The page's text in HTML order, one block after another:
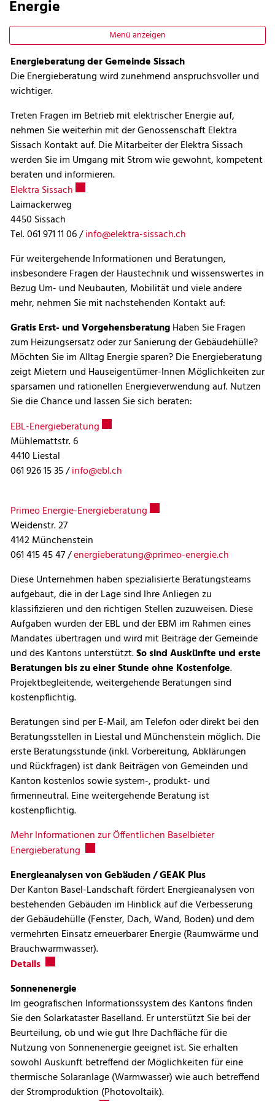
Energie
Menü anzeigen
Energieberatung der Gemeinde Sissach
Die Energieberatung wird zunehmend anspruchsvoller und
wichtiger.
Treten Fragen im Betrieb mit elektrischer Energie auf,
nehmen Sie weiterhin mit der Genossenschaft Elektra
Sissach Kontakt auf. Die Mitarbeiter der Elektra Sissach
werden Sie im Umgang mit Strom wie gewohnt, kompetent
beraten und informieren.
Elektra SissachExterner Link wird in einem neuen Fenster
Laimackerweg
4450 Sissach
Tel. 061 971 11 06 /info@elektra-sissach.ch
Für weitergehende Informationen und Beratungen,
insbesondere Fragen der Haustechnik und wissenswertes in
Bezug Um- und Neubauten, Mobilität und viele andere
mehr, nehmen Sie mit nachstehenden Kontakt auf:
Gratis Erst- und VorgehensberatungHaben Sie Fragen
zum Heizungsersatz oder zur Sanierung der Gebäudehülle?
Möchten Sie im Alltag Energie sparen? Die Energieberatung
zeigt Mietern und Hauseigentümer-Innen Möglichkeiten zur
sparsamen und rationellen Energieverwendung auf. Nutzen
Sie die Chance und lassen Sie sich beraten:
EBL-EnergieberatungExterner Link wird in einem neuen
Mühlemattstr. 6
4410 Liestal
061 926 15 35 /info@ebl.ch
Primeo Energie-EnergieberatungExterner Link wird in einem
Weidenstr. 27
4142 Münchenstein
061 415 45 47 /energieberatung@primeo-energie.ch
Diese Unternehmen haben spezialisierte Beratungsteams
aufgebaut, die in der Lage sind Ihre Anliegen zu
klassifizieren und den richtigen Stellen zuzuweisen. Diese
Aufgaben wurden der EBL und der EBM im Rahmen eines
Mandates übertragen und wird mit Beiträge der Gemeinde
und des Kantons unterstützt.So sind Auskünfte und erste
Beratungen bis zu einer Stunde ohne Kostenfolge.
Projektbegleitende, weitergehende Beratungen sind
kostenpflichtig.
Beratungen sind per E-Mail, am Telefon oder direkt bei den
Beratungsstellen in Liestal und Münchenstein möglich. Die
erste Beratungsstunde (inkl. Vorbereitung, Abklärungen
und Rückfragen) ist dank Beiträgen von Gemeinden und
Kanton kostenlos sowie system-, produkt- und
firmenneutral. Eine weitergehende Beratung ist
kostenpflichtig.
Mehr Informationen zur Öffentlichen Baselbieter
Energieberatung Externer Link wird in einem neuen Fenster
Energieanalysen von Gebäuden / GEAK Plus
Der Kanton Basel-Landschaft fördert Energieanalysen von
bestehenden Gebäuden im Hinblick auf die Verbesserung
der Gebäudehülle (Fenster, Dach, Wand, Boden) und dem
vermehrten Einsatz erneuerbarer Energie (Raumwärme und
Brauchwarmwasser).
Details Externer Link wird in einem neuen Fenster geöffnet.
Sonnenenergie
Im geografischen Informationssystem des Kantons finden
Sie den Solarkataster Baselland. Er unterstützt Sie bei der
Beurteilung, ob und wie gut Ihre Dachfläche für die
Nutzung von Sonnenenergie geeignet ist. Sie erhalten
sowohl Auskunft betreffend der Möglichkeiten für eine
thermische Solaranlage (Warmwasser) wie auch betreffend
der Stromproduktion (Photovoltaik).